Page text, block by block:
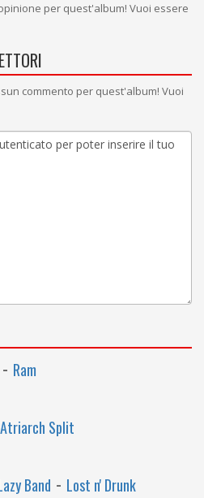
per quest'album! Vuoi essere
commento per quest'album! Vuoi
- Ram
Split
Band - Lost n' Drunk